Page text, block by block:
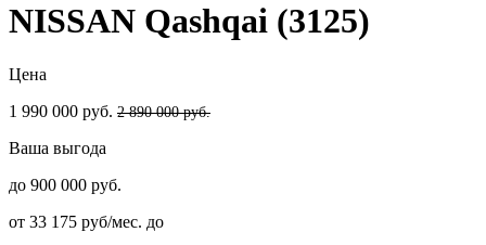
NISSAN Qashqai (3125)
Цена
1 990 000 руб. 2 890 000 руб.
Ваша выгода
до 900 000 руб.
от 33 175 руб/мес. до